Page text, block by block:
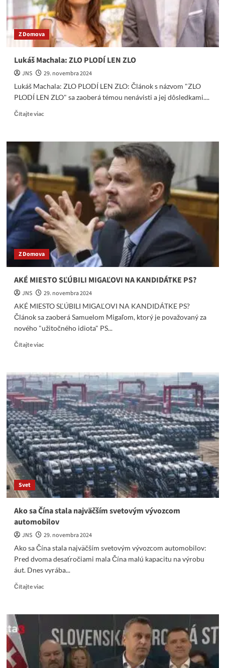
Z Domova
Lukáš Machala: ZLO PLODÍ LEN ZLO
JNS
29. novembra 2024
Lukáš Machala: ZLO PLODÍ LEN ZLO: Článok s názvom "ZLO
PLODÍ LEN ZLO" sa zaoberá témou nenávisti a jej dôsledkami....
Čítajte viacRead
Lukáš
PLODÍ
LEN
Z Domova
AKÉ MIESTO SĽÚBILI MIGAĽOVI NA KANDIDÁTKE PS?
JNS
29. novembra 2024
AKÉ MIESTO SĽÚBILI MIGAĽOVI NA KANDIDÁTKE PS?
Článok sa zaoberá Samuelom Migaľom, ktorý je považovaný za
nového "užitočného idiota" PS...
Čítajte viacRead
AKÉ
MIESTO
SĽÚBILI
MIGAĽOVI
NA
KANDIDÁTKE
PS?
Svet
Ako sa Čína stala najväčším svetovým vývozcom
automobilov
JNS
29. novembra 2024
Ako sa Čína stala najväčším svetovým vývozcom automobilov:
Pred dvoma desaťročiami mala Čína malú kapacitu na výrobu
áut. Dnes vyrába...
Čítajte viacRead
Ako
Čína
stala
najväčším
svetovým